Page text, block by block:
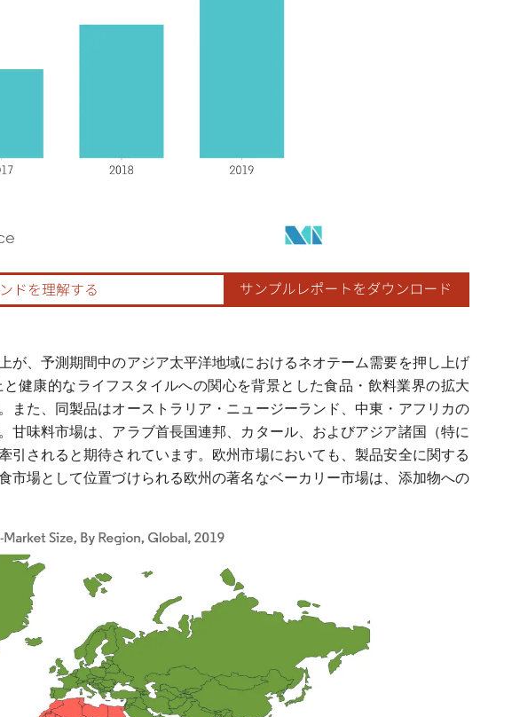
が、予測期間中のアジア太平洋地域におけるネオテーム需要を押し上げ
健康的なライフスタイルへの関心を背景とした食品・飲料業界の拡大
また、同製品はオーストラリア・ニュージーランド、中東・アフリカの
甘味料市場は、アラブ首長国連邦、カタール、およびアジア諸国（特に
引されると期待されています。欧州市場においても、製品安全に関する
市場として位置づけられる欧州の著名なベーカリー市場は、添加物への